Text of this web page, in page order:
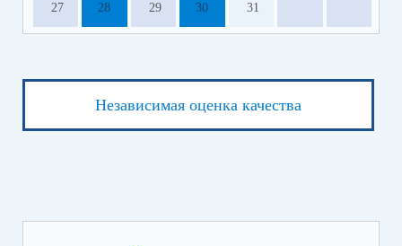
27 28 29 30 31
Независимая оценка качества